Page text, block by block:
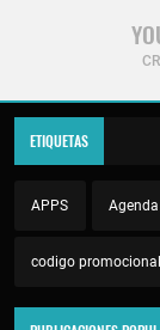
ETIQUETAS
APPS Agenda
codigo promocional